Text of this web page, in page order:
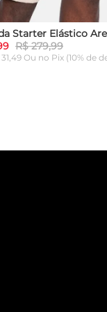
Starter Elástico
R$ 279,99
Ou no Pix (10% de